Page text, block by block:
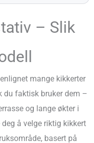
– Slik
mange kikkerter
du faktisk bruker dem –
og lange økter i
å velge riktig kikkert
basert på